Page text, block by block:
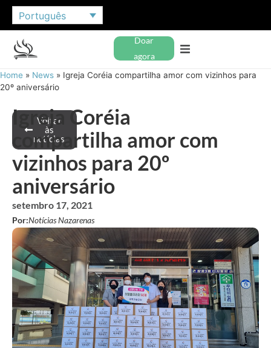
Português
Doar
agora
Home » News » Igreja Coréia compartilha amor com vizinhos para
20º aniversário
Voltar
às
notícias
Igreja Coréia
compartilha amor com
vizinhos para 20º
aniversário
setembro 17, 2021
Por:Notícias Nazarenas